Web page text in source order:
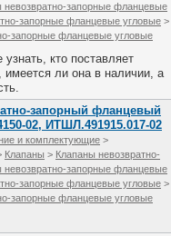
невозвратно-запорные фланцевые
запорные фланцевые угловые >
запорные фланцевые угловые
кто поставляет
ли она в наличии, а
запорный фланцевый
02, ИТШЛ.491915.017-02
и комплектующие >
Клапаны > Клапаны невозвратно-
невозвратно-запорные фланцевые
запорные фланцевые угловые >
запорные фланцевые угловые